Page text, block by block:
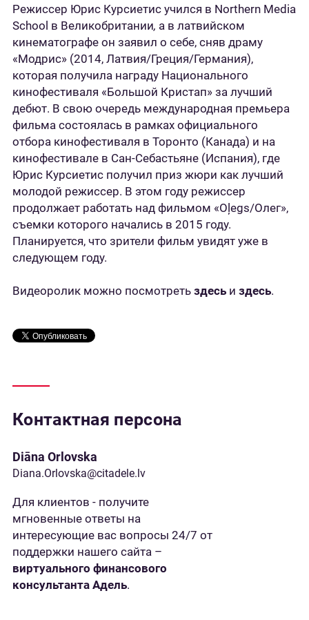
Режиссер Юрис Курсиетис учился в Northern Media
School в Великобритании, а в латвийском
кинематографе он заявил о себе, сняв драму
«Модрис» (2014, Латвия/Греция/Германия),
которая получила награду Национального
кинофестиваля «Большой Кристап» за лучший
дебют. В свою очередь международная премьера
фильма состоялась в рамках официального
отбора кинофестиваля в Торонто (Канада) и на
кинофестивале в Сан-Себастьяне (Испания), где
Юрис Курсиетис получил приз жюри как лучший
молодой режиссер. В этом году режиссер
продолжает работать над фильмом «Oļegs/Олег»,
съемки которого начались в 2015 году.
Планируется, что зрители фильм увидят уже в
следующем году.
Видеоролик можно посмотреть здесь и здесь.
Контактная персона
Diāna Orlovska
Diana.Orlovska@citadele.lv
Для клиентов - получите
мгновенные ответы на
интересующие вас вопросы 24/7 от
поддержки нашего сайта –
виртуального финансового
консультанта Адель.